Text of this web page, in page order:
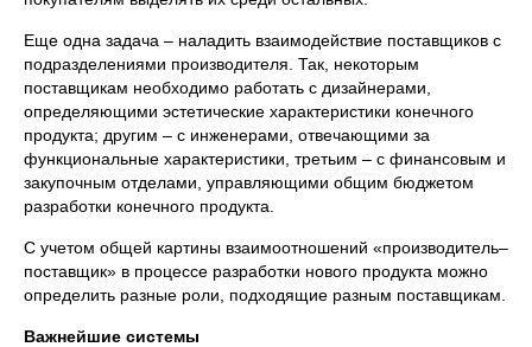
Еще одна задача – наладить взаимодействие поставщиков с
подразделениями производителя. Так, некоторым
поставщикам необходимо работать с дизайнерами,
определяющими эстетические характеристики конечного
продукта; другим – с инженерами, отвечающими за
функциональные характеристики, третьим – с финансовым и
закупочным отделами, управляющими общим бюджетом
разработки конечного продукта.
С учетом общей картины взаимоотношений «производитель–
поставщик» в процессе разработки нового продукта можно
определить разные роли, подходящие разным поставщикам.
Важнейшие системы